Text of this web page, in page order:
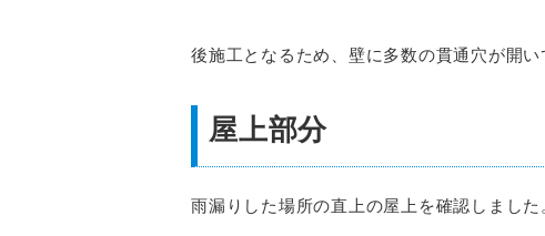
後施工となるため、壁に多数の貫通穴が開
屋上部分
雨漏りした場所の直上の屋上を確認しました